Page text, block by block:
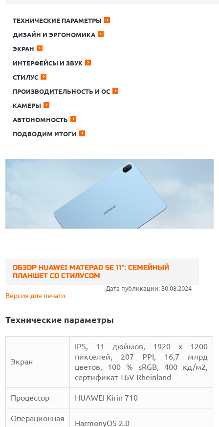
ТЕХНИЧЕСКИЕ ПАРАМЕТРЫ
ДИЗАЙН И ЭРГОНОМИКА
ЭКРАН
ИНТЕРФЕЙСЫ И ЗВУК
СТИЛУС
ПРОИЗВОДИТЕЛЬНОСТЬ И ОС
КАМЕРЫ
АВТОНОМНОСТЬ
ПОДВОДИМ ИТОГИ
ОБЗОР HUAWEI MATEPAD SE 11": СЕМЕЙНЫЙ
ПЛАНШЕТ СО СТИЛУСОМ
Дата публикации: 30.08.2024
Версия для печати
Технические параметры
Экран
IPS, 11 дюймов, 1920 x 1200
пикселей, 207 PPI, 16,7 млрд
цветов, 100 % sRGB, 400 кд/м2,
сертификат TЬV Rheinland
Процессор HUAWEI Kirin 710
Операционная
HarmonyOS 2.0